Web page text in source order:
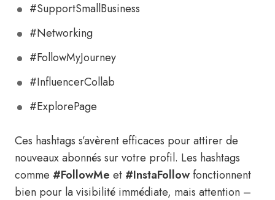
#SupportSmallBusiness
#Networking
#FollowMyJourney
#InfluencerCollab
#ExplorePage
Ces hashtags s’avèrent efficaces pour attirer de
nouveaux abonnés sur votre profil. Les hashtags
comme #FollowMe et #InstaFollowfonctionnent
bien pour la visibilité immédiate, mais attention –